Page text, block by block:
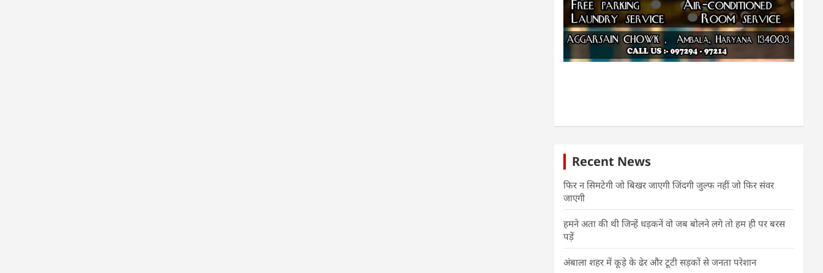
Recent News
फिर न सिमटेगी जो बिखर जाएगी जिंदगी जुल्फ नहीं जो फिर संवर
जाएगी
हमने अता की थी जिन्हें धड़कनें वो जब बोलने लगे तो हम ही पर बरस
पड़ें
अंबाला शहर में कूड़े के ढेर और टूटी सड़कों से जनता परेशान